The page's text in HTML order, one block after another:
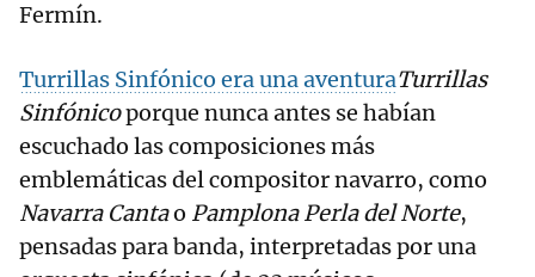
Fermín.
Turrillas Sinfónico era una aventuraTurrillas
Sinfónicoporque nunca antes se habían
escuchado las composiciones más
emblemáticas del compositor navarro, como
Navarra Cantao Pamplona Perla del Norte,
pensadas para banda, interpretadas por una